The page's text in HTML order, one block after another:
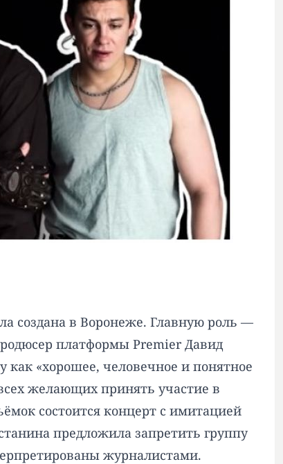
создана в Воронеже. Главную роль —
платформы Premier Давид
«хорошее, человечное и понятное
желающих принять участие в
состоится концерт с имитацией
предложила запретить группу
журналистами.